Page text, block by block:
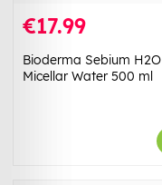
€17.99
Bioderma Sebium H2O
Micellar Water 500 ml